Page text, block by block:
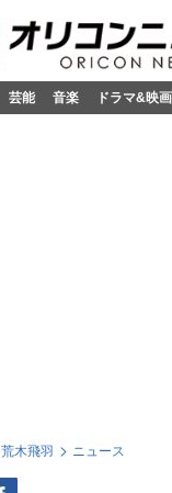
芸能 音楽 ドラマ&映画
荒木飛羽 ニュース